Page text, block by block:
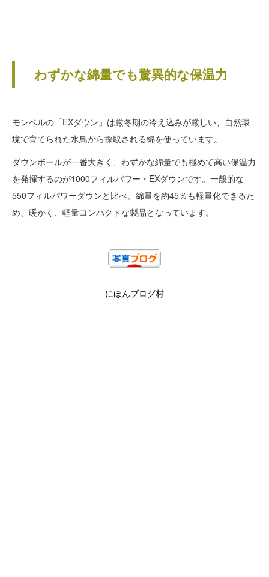
わずかな綿量でも驚異的な保温力
モンベルの「EXダウン」は厳冬期の冷え込みが厳しい、自然環
境で育てられた水鳥から採取される綿を使っています。
ダウンボールが一番大きく、わずかな綿量でも極めて高い保温力
を発揮するのが1000フィルパワー・EXダウンです。一般的な
550フィルパワーダウンと比べ、綿量を約45％も軽量化できるた
め、暖かく、軽量コンパクトな製品となっています。
にほんブログ村